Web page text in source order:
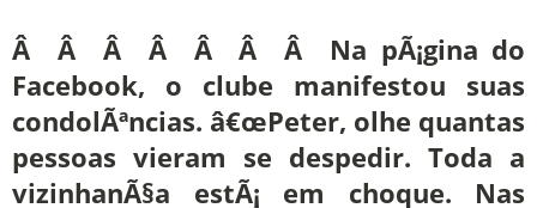
Â Â Â Â Â Â Â Na pÃ¡gina do
Facebook, o clube manifestou suas
condolÃªncias. â€œPeter, olhe quantas
pessoas vieram se despedir. Toda a
vizinhanÃ§a estÃ¡ em choque. Nas